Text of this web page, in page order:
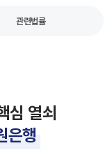
관련법률
심 열쇠
은행